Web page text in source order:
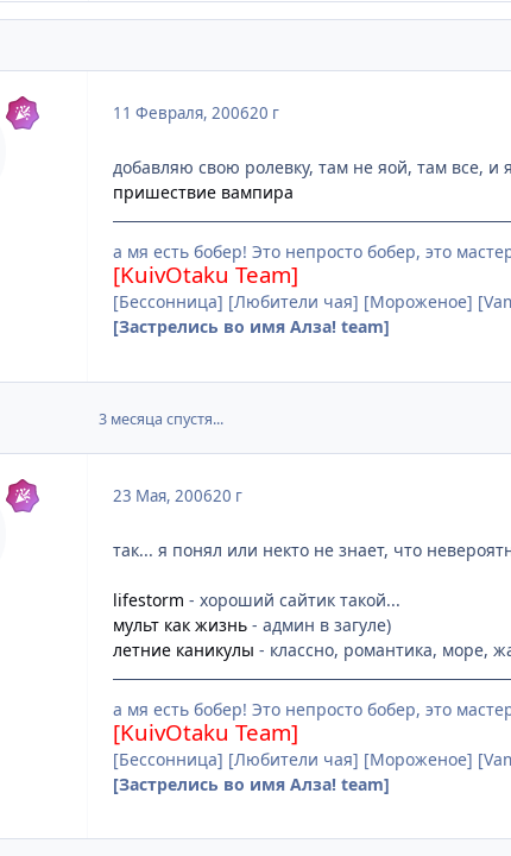
11 Февраля, 200620 г
добавляю свою ролевку, там не яой, там все, и
пришествие вампира
а мя есть бобер! Это непросто бобер, это
[KuivOtaku Team]
[Бессонница] [Любители чая] [Мороженое]
[Застрелись во имя Алза! team]
3 месяца спустя...
23 Мая, 200620 г
так... я понял или некто не знает, что
lifestorm - хороший сайтик такой...
мульт как жизнь - админ в загуле)
летние каникулы - классно, романтика, море,
а мя есть бобер! Это непросто бобер, это
[KuivOtaku Team]
[Бессонница] [Любители чая] [Мороженое]
[Застрелись во имя Алза! team]